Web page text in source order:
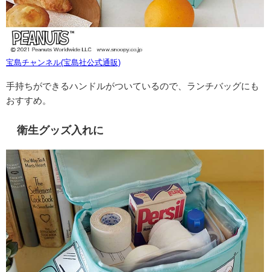
宝島チャンネル(宝島社公式通販)
手持ちができるハンドルがついているので、ランチバッグにも
おすすめ。
衛生グッズ入れに